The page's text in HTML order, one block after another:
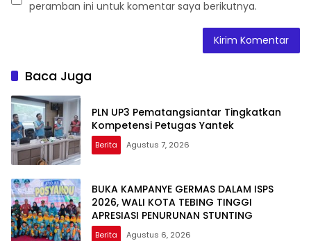
peramban ini untuk komentar saya berikutnya.
Baca Juga
PLN UP3 Pematangsiantar Tingkatkan
Kompetensi Petugas Yantek
Berita Agustus 7, 2026
BUKA KAMPANYE GERMAS DALAM ISPS
2026, WALI KOTA TEBING TINGGI
APRESIASI PENURUNAN STUNTING
Berita Agustus 6, 2026